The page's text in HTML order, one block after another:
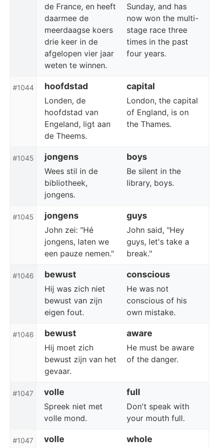
de France, en heeft
daarmee de
meerdaagse koers
drie keer in de
afgelopen vier jaar
weten te winnen.
Sunday, and has
now won the multi-
stage race three
times in the past
four years.
#1044 hoofdstad capital
Londen, de
hoofdstad van
Engeland, ligt aan
de Theems.
London, the capital
of England, is on
the Thames.
#1045 jongens boys
Wees stil in de
bibliotheek,
jongens.
Be silent in the
library, boys.
#1045 jongens guys
John zei: "Hé
jongens, laten we
een pauze nemen."
John said, "Hey
guys, let's take a
break."
#1046 bewust conscious
Hij was zich niet
bewust van zijn
eigen fout.
He was not
conscious of his
own mistake.
#1046 bewust aware
Hij moet zich
bewust zijn van het
gevaar.
He must be aware
of the danger.
#1047 volle full
Spreek niet met
volle mond.
Don't speak with
your mouth full.
#1047 volle whole